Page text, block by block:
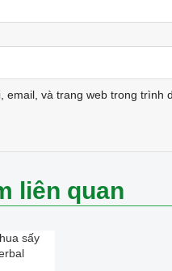
email, và trang web trong trình
liên quan